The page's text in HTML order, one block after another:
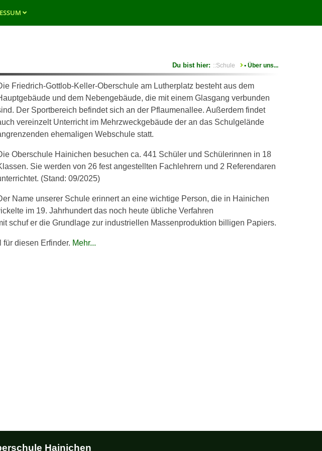
Sie sind hier
::Schule • Über uns...
Friedrich-Gottlob-Keller-Oberschule am Lutherplatz besteht aus dem
und dem Nebengebäude, die mit einem Glasgang verbunden
Der Sportbereich befindet sich an der Pflaumenallee. Außerdem findet
vereinzelt Unterricht im Mehrzweckgebäude der an das Schulgelände
ehemaligen Webschule statt.
Oberschule Hainichen besuchen ca. 441 Schüler und Schülerinnen in 18
Sie werden von 26 fest angestellten Fachlehrern und 2 Referendaren
(Stand: 09/2025)
Name unserer Schule erinnert an eine wichtige Person, die in Hainichen
im 19. Jahrhundert das noch heute übliche Verfahren
schuf er die Grundlage zur industriellen Massenproduktion billigen Papiers.
für diesen Erfinder. Mehr...
Hainichen